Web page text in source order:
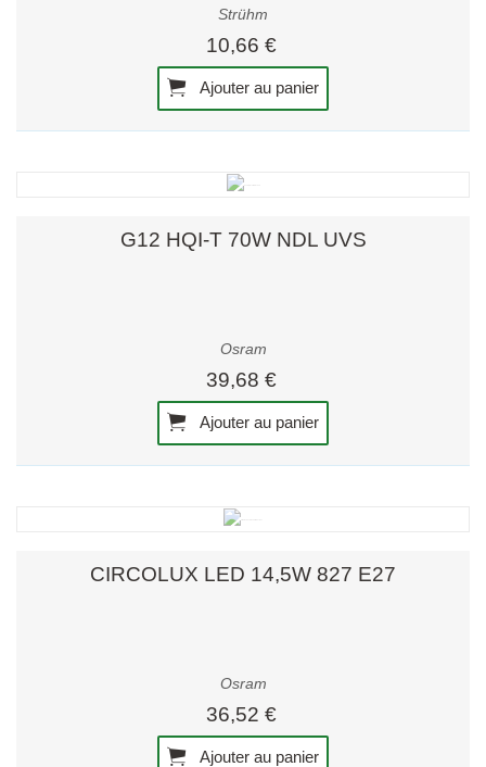
Strühm
10,66 €
Ajouter au panier
G12 HQI-T 70W NDL UVS
Osram
39,68 €
Ajouter au panier
CIRCOLUX LED 14,5W 827 E27
Osram
36,52 €
Ajouter au panier